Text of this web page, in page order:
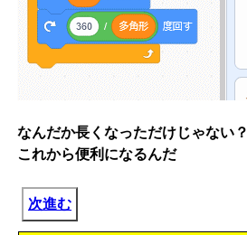
なんだか長くなっただけじゃない？
これから便利になるんだ
次進む